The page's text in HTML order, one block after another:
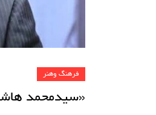
فرهنگ وهنر
«سیدمحمد